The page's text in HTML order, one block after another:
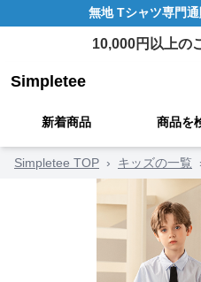
無地 Tシャツ専門
10,000円以上の
Simpletee
新着商品 商品を
Simpletee TOP › キッズの一覧